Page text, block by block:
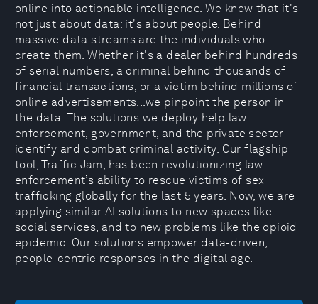
online into actionable intelligence. We know that it's
not just about data: it's about people. Behind
massive data streams are the individuals who
create them. Whether it's a dealer behind hundreds
of serial numbers, a criminal behind thousands of
financial transactions, or a victim behind millions of
online advertisements...we pinpoint the person in
the data. The solutions we deploy help law
enforcement, government, and the private sector
identify and combat criminal activity. Our flagship
tool, Traffic Jam, has been revolutionizing law
enforcement’s ability to rescue victims of sex
trafficking globally for the last 5 years. Now, we are
applying similar AI solutions to new spaces like
social services, and to new problems like the opioid
epidemic. Our solutions empower data-driven,
people-centric responses in the digital age.